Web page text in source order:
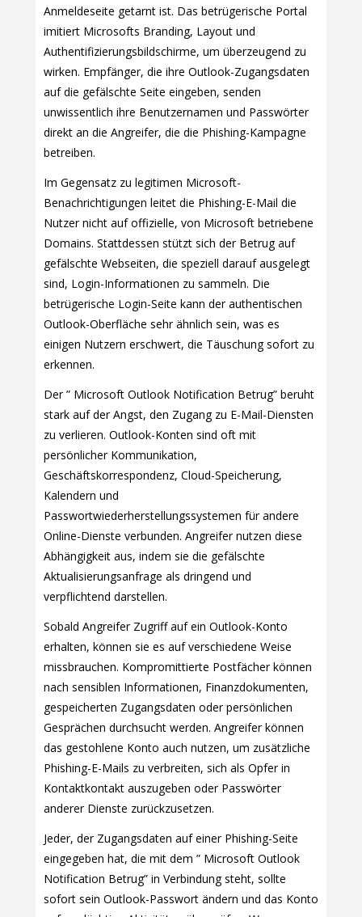
Anmeldeseite getarnt ist. Das betrügerische Portal
imitiert Microsofts Branding, Layout und
Authentifizierungsbildschirme, um überzeugend zu
wirken. Empfänger, die ihre Outlook-Zugangsdaten
auf die gefälschte Seite eingeben, senden
unwissentlich ihre Benutzernamen und Passwörter
direkt an die Angreifer, die die Phishing-Kampagne
betreiben.
Im Gegensatz zu legitimen Microsoft-
Benachrichtigungen leitet die Phishing-E-Mail die
Nutzer nicht auf offizielle, von Microsoft betriebene
Domains. Stattdessen stützt sich der Betrug auf
gefälschte Webseiten, die speziell darauf ausgelegt
sind, Login-Informationen zu sammeln. Die
betrügerische Login-Seite kann der authentischen
Outlook-Oberfläche sehr ähnlich sein, was es
einigen Nutzern erschwert, die Täuschung sofort zu
erkennen.
Der ” Microsoft Outlook Notification Betrug” beruht
stark auf der Angst, den Zugang zu E-Mail-Diensten
zu verlieren. Outlook-Konten sind oft mit
persönlicher Kommunikation,
Geschäftskorrespondenz, Cloud-Speicherung,
Kalendern und
Passwortwiederherstellungssystemen für andere
Online-Dienste verbunden. Angreifer nutzen diese
Abhängigkeit aus, indem sie die gefälschte
Aktualisierungsanfrage als dringend und
verpflichtend darstellen.
Sobald Angreifer Zugriff auf ein Outlook-Konto
erhalten, können sie es auf verschiedene Weise
missbrauchen. Kompromittierte Postfächer können
nach sensiblen Informationen, Finanzdokumenten,
gespeicherten Zugangsdaten oder persönlichen
Gesprächen durchsucht werden. Angreifer können
das gestohlene Konto auch nutzen, um zusätzliche
Phishing-E-Mails zu verbreiten, sich als Opfer in
Kontaktkontakt auszugeben oder Passwörter
anderer Dienste zurückzusetzen.
Jeder, der Zugangsdaten auf einer Phishing-Seite
eingegeben hat, die mit dem ” Microsoft Outlook
Notification Betrug” in Verbindung steht, sollte
sofort sein Outlook-Passwort ändern und das Konto